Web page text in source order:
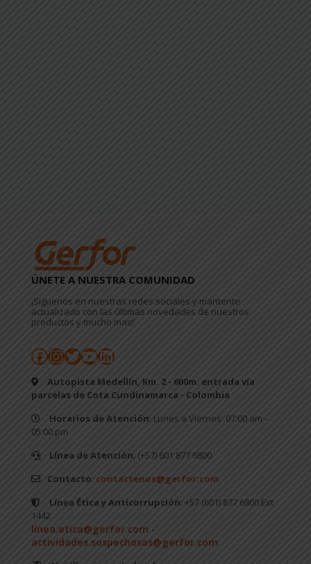
ÚNETE A NUESTRA COMUNIDAD
¡Síguenos en nuestras redes sociales y mantente
actualizado con las últimas novedades de nuestros
productos y mucho mas!
Facebook
Instagram
Twitter
YouTube
LinkedIn
Autopista Medellín, Km. 2 - 600m. entrada vía
parcelas de Cota Cundinamarca - Colombia
Horarios de Atención: Lunes a Viernes: 07:00 am -
05:00 pm
Línea de Atención: (+57) 601 877 6800
Contacto: contactenos@gerfor.com
Línea Ética y Anticorrupción: +57 (601) 877 6800 Ext
1442
linea.etica@gerfor.com -
actividades.sospechosas@gerfor.com